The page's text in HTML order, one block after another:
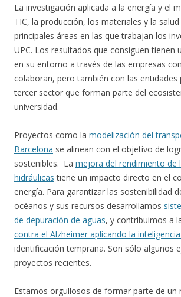
La investigación aplicada a la energía y el
TIC, la producción, los materiales y la
principales áreas en las que trabajan los
UPC. Los resultados que consiguen tienen
en su entorno a través de las empresas
colaboran, pero también con las entidades
tercer sector que forman parte del
universidad.
Proyectos como la modelización del
Barcelona se alinean con el objetivo de
sostenibles. La mejora del rendimiento de
hidráulicas tiene un impacto directo en el
energía. Para garantizar las sostenibilidad
océanos y sus recursos desarrollamos
de depuración de aguas, y contribuimos a
contra el Alzheimer aplicando la
identificación temprana. Son sólo algunos
proyectos recientes.
Estamos orgullosos de formar parte de un